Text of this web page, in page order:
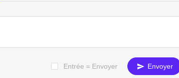
Entrée = Envoyer Envoyer